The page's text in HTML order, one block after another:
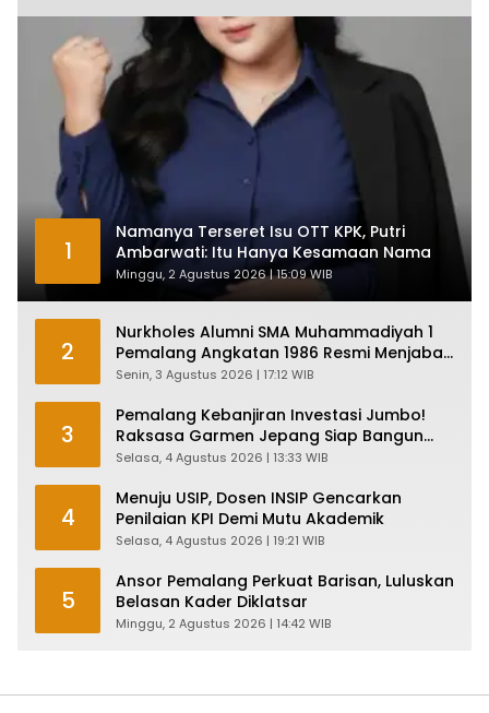
1
Namanya Terseret Isu OTT KPK, Putri
Ambarwati: Itu Hanya Kesamaan Nama
Minggu, 2 Agustus 2026 | 15:09 WIB
2
Nurkholes Alumni SMA Muhammadiyah 1
Pemalang Angkatan 1986 Resmi Menjabat
Plt Bupati, Inilah Pesan Ketua Asmam 86
Senin, 3 Agustus 2026 | 17:12 WIB
3
Pemalang Kebanjiran Investasi Jumbo!
Raksasa Garmen Jepang Siap Bangun
Pabrik dan Serap Ribuan Tenaga Kerja
Selasa, 4 Agustus 2026 | 13:33 WIB
4
Menuju USIP, Dosen INSIP Gencarkan
Penilaian KPI Demi Mutu Akademik
Selasa, 4 Agustus 2026 | 19:21 WIB
5
Ansor Pemalang Perkuat Barisan, Luluskan
Belasan Kader Diklatsar
Minggu, 2 Agustus 2026 | 14:42 WIB